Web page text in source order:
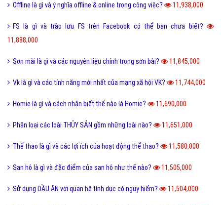
Offline là gì và ý nghĩa offline & online trong công việc? 11,938,000
FS là gì và trào lưu FS trên Facebook có thể bạn chưa biết?
11,888,000
Sơn mài là gì và các nguyên liệu chính trong sơn bài? 11,845,000
Vk là gì và các tính năng mới nhất của mạng xã hội VK? 11,744,000
Homie là gì và cách nhận biết thế nào là Homie? 11,690,000
Phân loại các loài THỦY SẢN gồm những loài nào? 11,651,000
Thể thao là gì và các lợi ích của hoạt động thể thao? 11,580,000
San hô là gì và đặc điểm của san hô như thế nào? 11,505,000
Sử dụng DẦU ĂN với quan hệ tình dục có nguy hiểm? 11,504,000